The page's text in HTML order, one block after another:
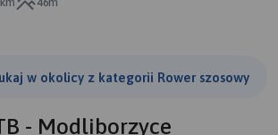
w okolicy z kategorii Rower szosowy
- Modliborzyce